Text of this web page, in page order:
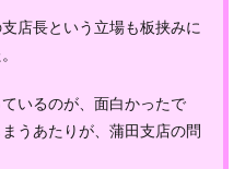
店長という立場も板挟みに
いるのが、面白かったで
うあたりが、蒲田支店の問